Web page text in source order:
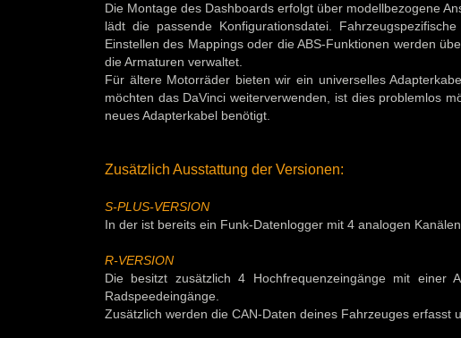
Die Montage des Dashboards erfolgt über modellbezogene
lädt die passende Konfigurationsdatei.
Einstellen des Mappings oder die ABS-Funktionen werden
die Armaturen verwaltet.
Für ältere Motorräder bieten wir ein universelles
möchten das DaVinci weiterverwenden, ist dies problemlos
neues Adapterkabel benötigt.
Zusätzlich Ausstattung der Versionen:
S-PLUS-VERSION
In der ist bereits ein Funk-Datenlogger mit 4 analogen
R-VERSION
Die besitzt zusätzlich 4 Hochfrequenzeingänge mit einer
Radspeedeingänge.
Zusätzlich werden die CAN-Daten deines Fahrzeuges erfasst